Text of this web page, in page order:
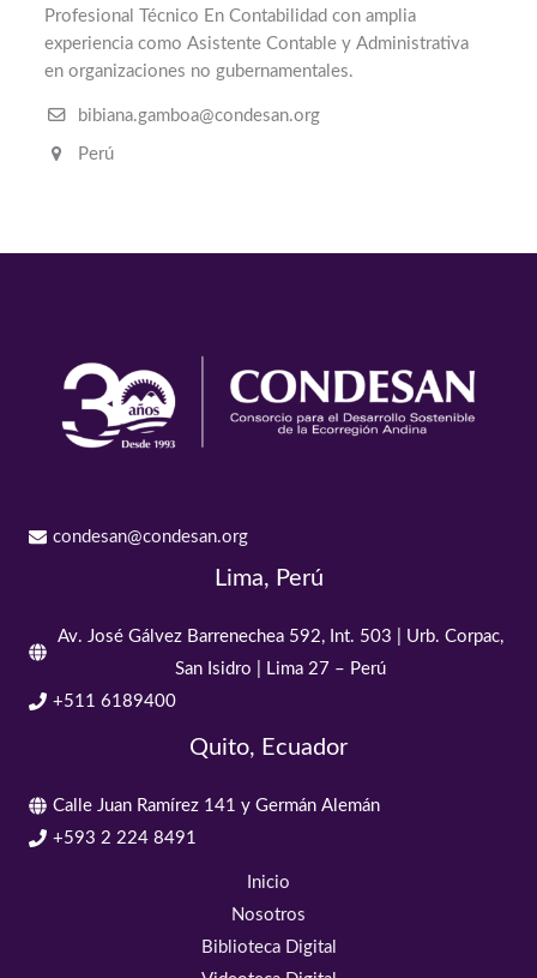
Profesional Técnico En Contabilidad con amplia
experiencia como Asistente Contable y Administrativa
en organizaciones no gubernamentales.
bibiana.gamboa@condesan.org
Perú
condesan@condesan.org
Lima, Perú
Av. José Gálvez Barrenechea 592, Int. 503 | Urb. Corpac,
San Isidro | Lima 27 – Perú
+511 6189400
Quito, Ecuador
Calle Juan Ramírez 141 y Germán Alemán
+593 2 224 8491
Inicio
Nosotros
Biblioteca Digital